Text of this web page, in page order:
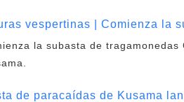
vespertinas | Comienza la
la subasta de
de paracaídas de Kusama